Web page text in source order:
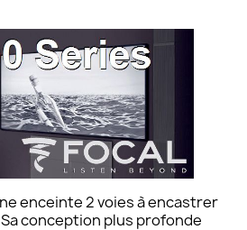
enceinte 2 voies à encastrer
conception plus profonde